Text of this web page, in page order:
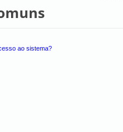
ao sistema?